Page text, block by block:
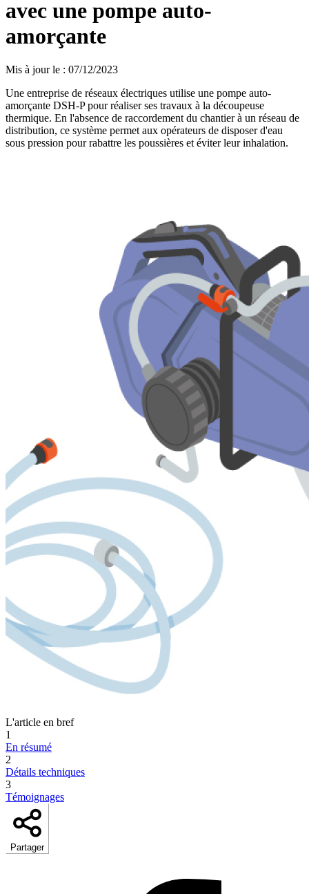
avec une pompe auto-
amorçante
Mis à jour le : 07/12/2023
Une entreprise de réseaux électriques utilise une pompe auto-
amorçante DSH-P pour réaliser ses travaux à la découpeuse
thermique. En l'absence de raccordement du chantier à un réseau de
distribution, ce système permet aux opérateurs de disposer d'eau
sous pression pour rabattre les poussières et éviter leur inhalation.
L'article en bref
1
En résumé
2
Détails techniques
3
Témoignages
Partager